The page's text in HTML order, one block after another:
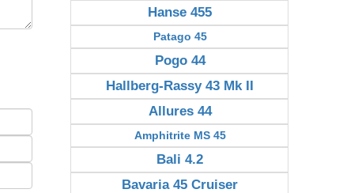
Hanse 455
Patago 45
Pogo 44
Hallberg-Rassy 43 Mk II
Allures 44
Amphitrite MS 45
Bali 4.2
Bavaria 45 Cruiser